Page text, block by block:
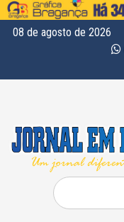
08 de agosto de 2026
Pesquisar
por: